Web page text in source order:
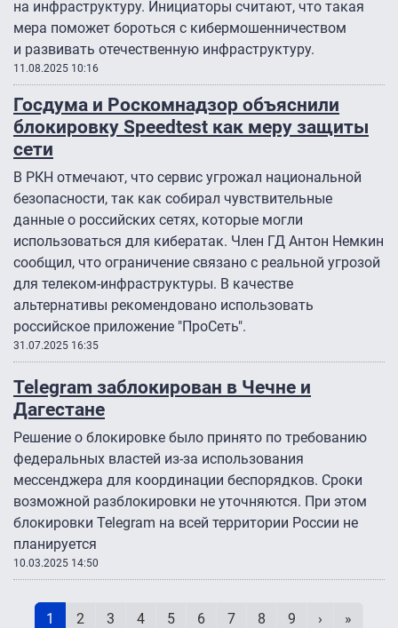
на инфраструктуру. Инициаторы считают, что такая
мера поможет бороться с кибермошенничеством
и развивать отечественную инфраструктуру.
11.08.2025 10:16
Госдума и Роскомнадзор объяснили
блокировку Speedtest как меру защиты
сети
В РКН отмечают, что сервис угрожал национальной
безопасности, так как собирал чувствительные
данные о российских сетях, которые могли
использоваться для кибератак. Член ГД Антон Немкин
сообщил, что ограничение связано с реальной угрозой
для телеком-инфраструктуры. В качестве
альтернативы рекомендовано использовать
российское приложение "ПроСеть".
31.07.2025 16:35
Telegram заблокирован в Чечне и
Дагестане
Решение о блокировке было принято по требованию
федеральных властей из-за использования
мессенджера для координации беспорядков. Сроки
возможной разблокировки не уточняются. При этом
блокировки Telegram на всей территории России не
планируется
10.03.2025 14:50
Текущая страница
1 Page
2 Page
3 Page
4 Page
5 Page
6 Page
7 Page
8 Page
9 Следующая
› »